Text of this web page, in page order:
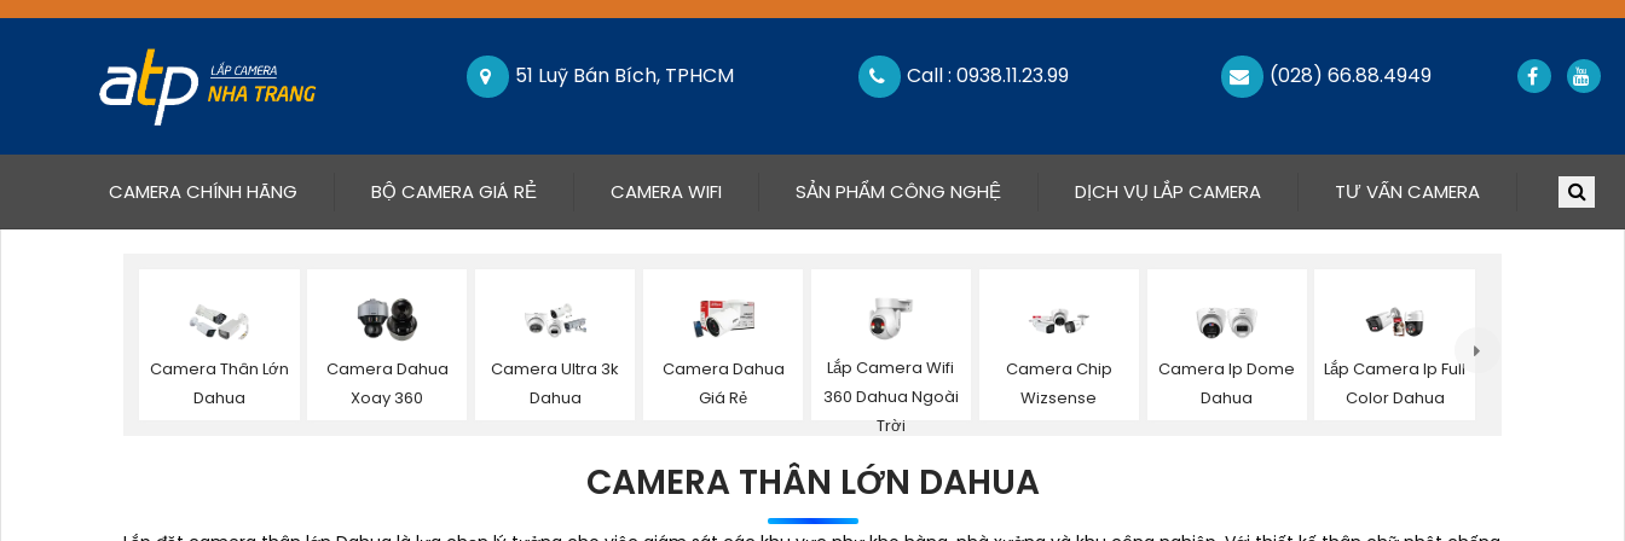
51 Luỹ Bán Bích, TPHCM Call : 0938.11.23.99 (028) 66.88.4949
CAMERA CHÍNH HÃNG(CURRENT)BỘ CAMERA GIÁ RẺ CAMERA WIFI SẢN PHẨM CÔNG NGHỆ DỊCH VỤ LẮP CAMERA TƯ VẤN CAMERA
Camera Thân Lớn
Dahua
Camera Dahua
Xoay 360
Camera Ultra 3k
Dahua
Camera Dahua
Giá Rẻ
Lắp Camera Wifi
360 Dahua Ngoài
Trời
Camera Chip
Wizsense
Camera Ip Dome
Dahua
Lắp Camera Ip Full
Color Dahua
CAMERA THÂN LỚN DAHUA